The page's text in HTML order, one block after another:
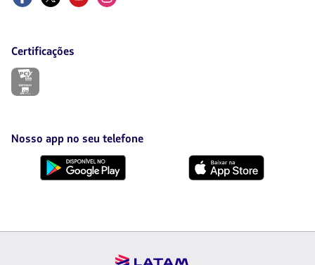
Certificações
O
uma
nova
aba.
Nosso app no seu telefone